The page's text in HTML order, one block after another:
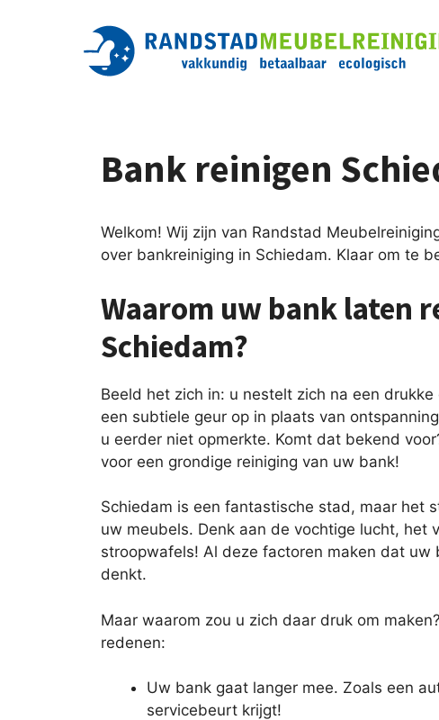
Bank reinigen
Welkom! Wij zijn van Randstad
over bankreiniging in Schiedam. Klaar om te
Waarom uw bank laten
Schiedam?
Beeld het zich in: u nestelt zich na een
een subtiele geur op in plaats van
u eerder niet opmerkte. Komt dat bekend
voor een grondige reiniging van uw bank!
Schiedam is een fantastische stad, maar het
uw meubels. Denk aan de vochtige lucht, het
stroopwafels! Al deze factoren maken dat uw
denkt.
Maar waarom zou u zich daar druk om
redenen:
Uw bank gaat langer mee. Zoals een
servicebeurt krijgt!